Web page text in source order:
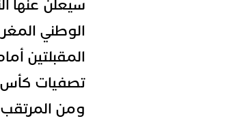
سيعلن عنها
الوطني
المقبلتين
تصفيات كأس
ومن